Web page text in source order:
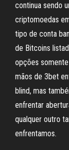
continua sendo
criptomoedas
tipo de conta
de Bitcoins
opções
mãos de 3bet
blind, mas
enfrentar
qualquer outro
enfrentamos.